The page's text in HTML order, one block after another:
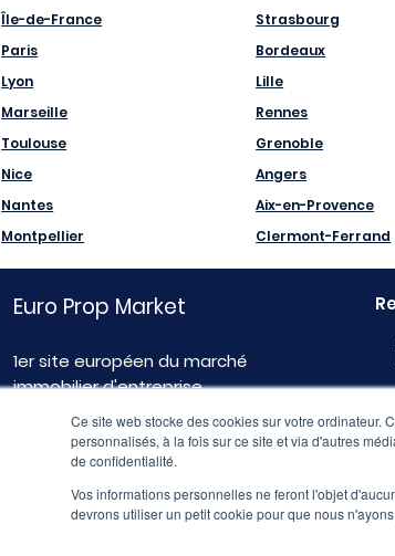
Ce site web stocke des cookies sur votre ordinateur.
personnalisés, à la fois sur ce site et via d'autres
de confidentialité.
Vos informations personnelles ne feront l'objet
devrons utiliser un petit cookie pour que nous
Île-de-France
Paris
Lyon
Marseille
Toulouse
Nice
Nantes
Montpellier
Strasbourg
Bordeaux
Lille
Rennes
Grenoble
Angers
Aix-en-Provence
Clermont-Ferrand
Euro Prop Market
1er site européen du marché
immobilier d'entreprise